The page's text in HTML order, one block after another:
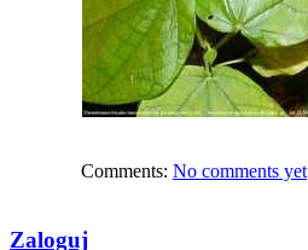
Comments: No comments yet
Zaloguj